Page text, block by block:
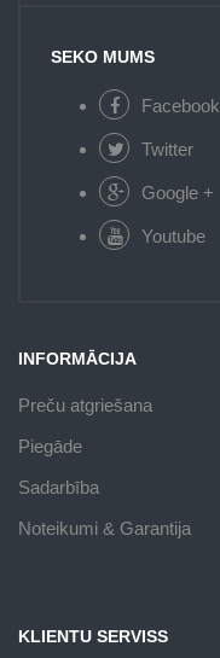
SEKO MUMS
Facebook
Twitter
Google +
Youtube
INFORMĀCIJA
Preču atgriešana
Piegāde
Sadarbība
Noteikumi & Garantija
KLIENTU SERVISS